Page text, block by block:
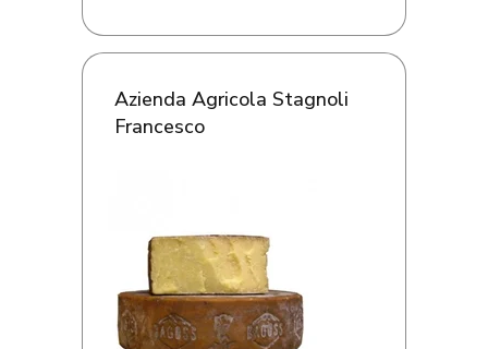
Azienda Agricola Stagnoli
Francesco